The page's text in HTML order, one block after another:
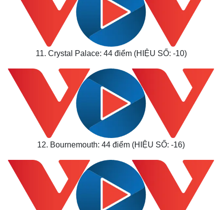
11. Crystal Palace: 44 điểm (HIỆU SỐ: -10)
12. Bournemouth: 44 điểm (HIỆU SỐ: -16)